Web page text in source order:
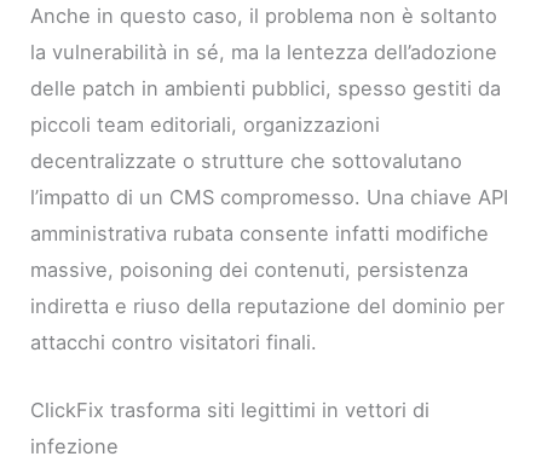
Anche in questo caso, il problema non è soltanto
la vulnerabilità in sé, ma la lentezza dell’adozione
delle patch in ambienti pubblici, spesso gestiti da
piccoli team editoriali, organizzazioni
decentralizzate o strutture che sottovalutano
l’impatto di un CMS compromesso. Una chiave API
amministrativa rubata consente infatti modifiche
massive, poisoning dei contenuti, persistenza
indiretta e riuso della reputazione del dominio per
attacchi contro visitatori finali.
ClickFix trasforma siti legittimi in vettori di
infezione